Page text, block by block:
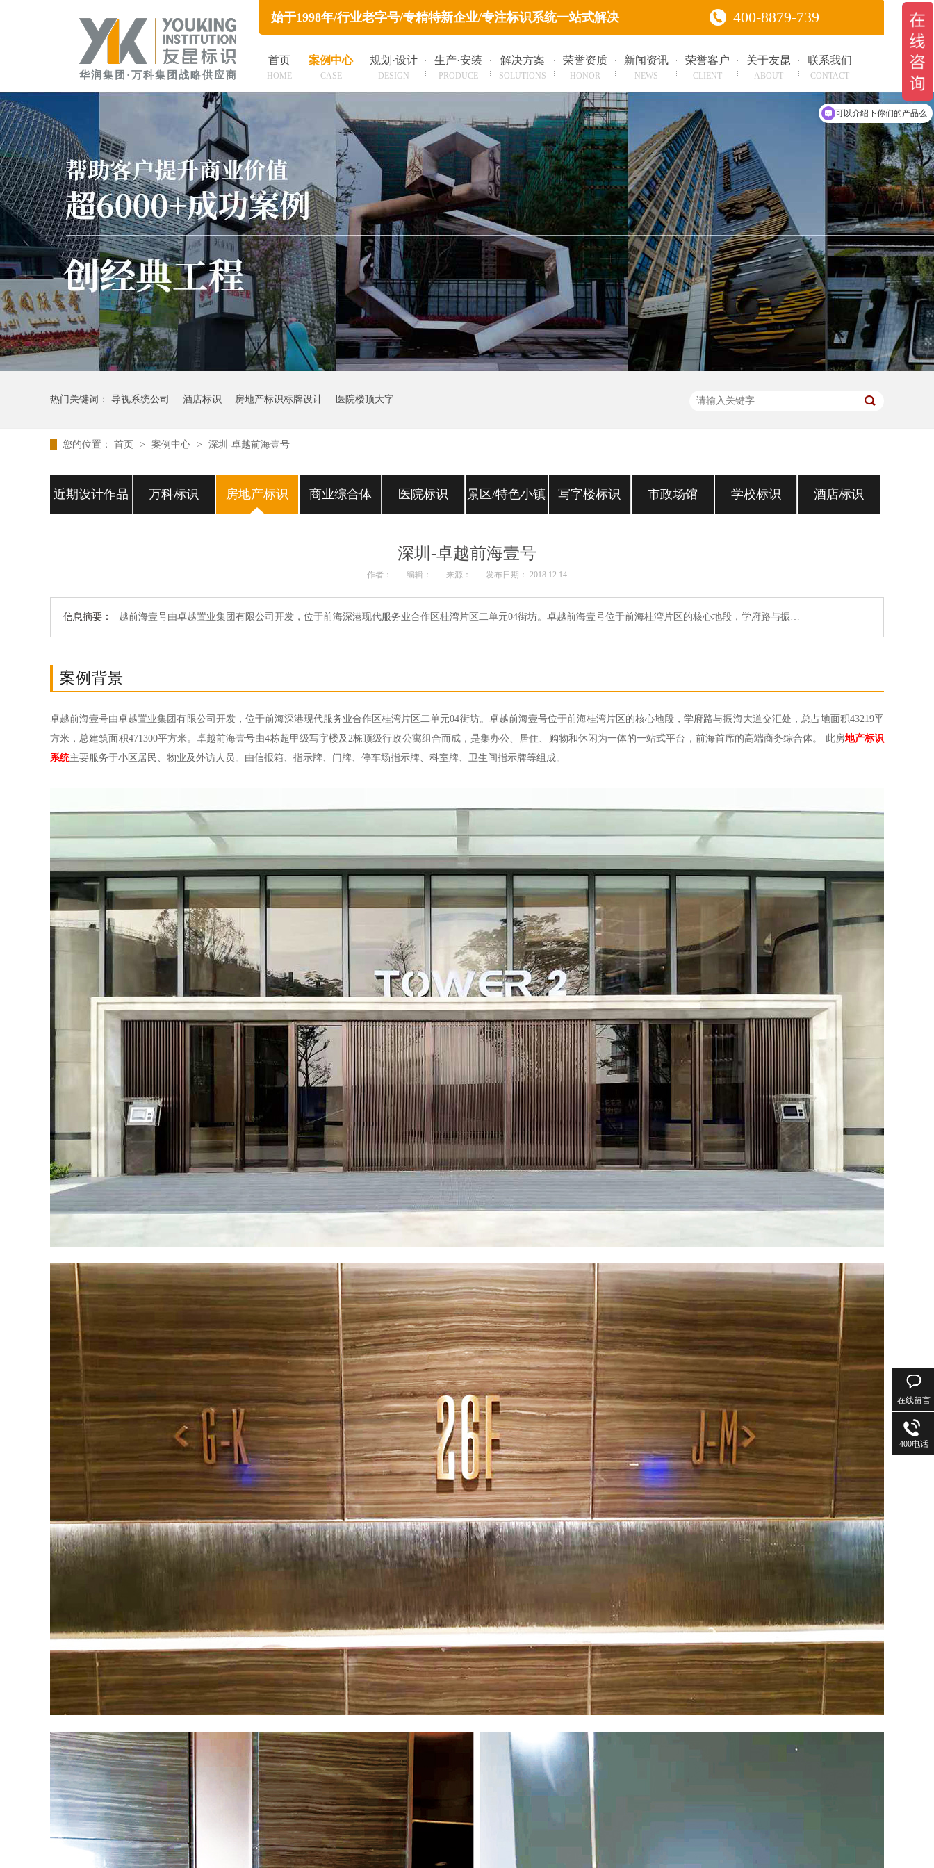
华润集团·万科集团战略供应商
始于1998年/行业老字号/专精特新企业/专注标识系统一站式解决 400-8879-739
首页
HOME
案例中心
CASE
规划·设计
DESIGN
生产·安装
PRODUCE
解决方案
SOLUTIONS
荣誉资质
HONOR
新闻资讯
NEWS
荣誉客户
CLIENT
关于友昆
ABOUT
联系我们
CONTACT
热门关键词： 导视系统公司 酒店标识 房地产标识标牌设计 医院楼顶大字
您的位置： 首页 > 案例中心 > 深圳-卓越前海壹号
近期设计作品 万科标识 房地产标识 商业综合体 医院标识 景区/特色小镇 写字楼标识 市政场馆 学校标识 酒店标识
深圳-卓越前海壹号
作者： 编辑： 来源： 发布日期： 2018.12.14
信息摘要： 越前海壹号由卓越置业集团有限公司开发，位于前海深港现代服务业合作区桂湾片区二单元04街坊。卓越前海壹号位于前海桂湾片区的核心地段，学府路与振…
案例背景
卓越前海壹号由卓越置业集团有限公司开发，位于前海深港现代服务业合作区桂湾片区二单元04街坊。卓越前海壹号位于前海桂湾片区的核心地段，学府路与振海大道交汇处，总占地面积43219平
方米，总建筑面积471300平方米。卓越前海壹号由4栋超甲级写字楼及2栋顶级行政公寓组合而成，是集办公、居住、购物和休闲为一体的一站式平台，前海首席的高端商务综合体。 此房地产标识
系统主要服务于小区居民、物业及外访人员。由信报箱、指示牌、门牌、停车场指示牌、科室牌、卫生间指示牌等组成。
在线留言
400电话
可以介绍下你们的产品么
你们是怎么收费的呢